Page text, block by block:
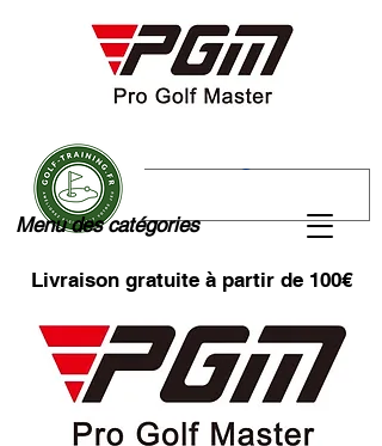
Menu des catégories
Livraison gratuite à partir de 100€